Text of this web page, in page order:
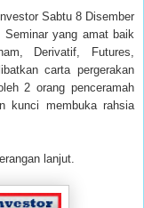
Sabtu 8 Disember
yang amat baik
Derivatif, Futures,
carta pergerakan
2 orang penceramah
kunci membuka rahsia
lanjut.